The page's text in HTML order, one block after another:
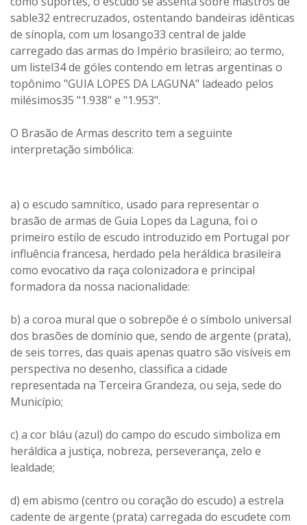
sable32 entrecruzados, ostentando bandeiras idênticas
de sínopla, com um losango33 central de jalde
carregado das armas do Império brasileiro; ao termo,
um listel34 de góles contendo em letras argentinas o
topônimo "GUIA LOPES DA LAGUNA" ladeado pelos
milésimos35 "1.938" e "1.953".
O Brasão de Armas descrito tem a seguinte
interpretação simbólica:
a) o escudo samnítico, usado para representar o
brasão de armas de Guia Lopes da Laguna, foi o
primeiro estilo de escudo introduzido em Portugal por
influência francesa, herdado pela heráldica brasileira
como evocativo da raça colonizadora e principal
formadora da nossa nacionalidade:
b) a coroa mural que o sobrepõe é o símbolo universal
dos brasões de domínio que, sendo de argente (prata),
de seis torres, das quais apenas quatro são visíveis em
perspectiva no desenho, classifica a cidade
representada na Terceira Grandeza, ou seja, sede do
Município;
c) a cor bláu (azul) do campo do escudo simboliza em
heráldica a justiça, nobreza, perseverança, zelo e
lealdade;
d) em abismo (centro ou coração do escudo) a estrela
cadente de argente (prata) carregada do escudete com